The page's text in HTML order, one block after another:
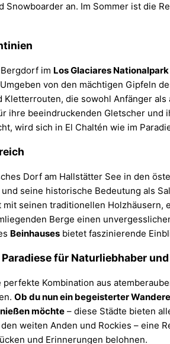
Snowboarder an. Im Sommer ist die
im Los Glaciares Nationalpark
von den mächtigen Gipfeln
Kletterrouten, die sowohl Anfänger
ihre beeindruckenden Gletscher und
wird sich in El Chaltén wie im
Dorf am Hallstätter See in den
seine historische Bedeutung als
seinen traditionellen Holzhäusern,
Berge einen
Beinhauses bietet faszinierende
für Naturliebhaber
Kombination aus
Ob du nun ein begeisterter
möchte – diese Städte bieten
weiten Anden und Rockies – eine
und Erinnerungen belohnen.